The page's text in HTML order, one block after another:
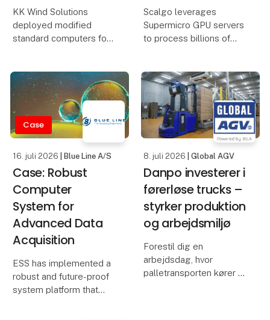
KK Wind Solutions
deployed modified
standard computers for
savings, proven
reliability, and smooth
deployment across
hundreds of turbines
worldwide.
C
Scalgo leverages
Supermicro GPU servers
to process billions of
faster AI modeling,
scalable computing, and
timely insights for
climate and
infrastructure
Case
16. juli 2026 | Blue Line A/S
Case: Robust
Computer
System for
Advanced Data
Acquisition
ESS has implemented a
robust and future-proof
system platform that
8. juli 2026 | Global AGV
Danpo investerer i
førerløse trucks –
styrker produktion
og arbejdsmiljø
Forestil dig en
arbejdsdag, hvor
palletransporten kører af